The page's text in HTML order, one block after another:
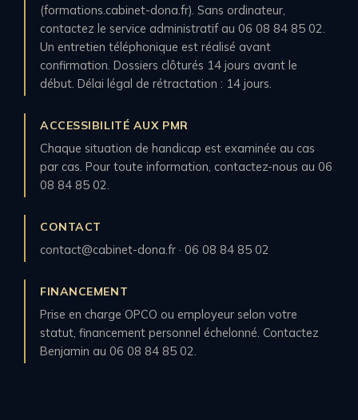
(formations.cabinet-dona.fr). Sans ordinateur,
contactez le service administratif au 06 08 84 85 02.
Un entretien téléphonique est réalisé avant
confirmation. Dossiers clôturés 14 jours avant le
début. Délai légal de rétractation : 14 jours.
ACCESSIBILITÉ AUX PMR
Chaque situation de handicap est examinée au cas
par cas. Pour toute information, contactez-nous au 06
08 84 85 02.
CONTACT
contact@cabinet-dona.fr · 06 08 84 85 02
FINANCEMENT
Prise en charge OPCO ou employeur selon votre
statut, financement personnel échelonné. Contactez
Benjamin au 06 08 84 85 02.